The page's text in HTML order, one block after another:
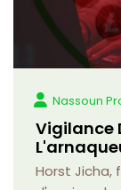
Nassoun
Vigilance
Horst Jicha,